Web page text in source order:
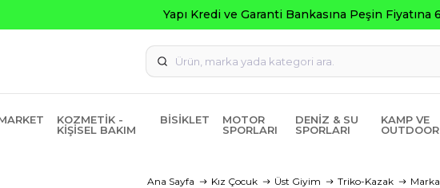
Yapı Kredi ve Garanti Bankasına Peşin Fiyatına 6 Taksit
KOZMETIK -
KIŞISEL BAKIM
BISIKLET
MOTOR
SPORLARI
DENIZ & SU
SPORLARI
KAMP VE
OUTDOOR
Ana Sayfa Kız Çocuk Üst Giyim Triko-Kazak Marka